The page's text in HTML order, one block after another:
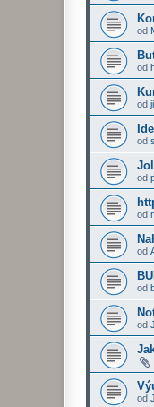
od
od
od
od
od
od
od
od
od
od